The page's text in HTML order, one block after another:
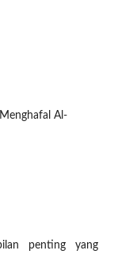
Al-
penting yang